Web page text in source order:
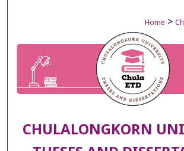
Home >
CHULALONGKORN